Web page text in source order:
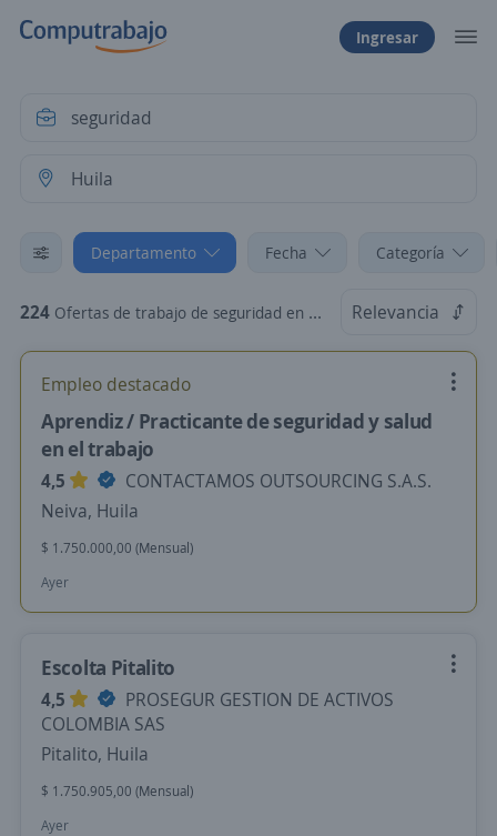
Ingresar
Departamento Fecha Categoría
224 Ofertas de trabajo de seguridad en Huila Relevancia
Empleo destacado
Aprendiz / Practicante de seguridad y salud
en el trabajo
4,5
CONTACTAMOS OUTSOURCING S.A.S.
Neiva, Huila
$ 1.750.000,00 (Mensual)
Ayer
Escolta Pitalito
4,5
PROSEGUR GESTION DE ACTIVOS
COLOMBIA SAS
Pitalito, Huila
$ 1.750.905,00 (Mensual)
Ayer